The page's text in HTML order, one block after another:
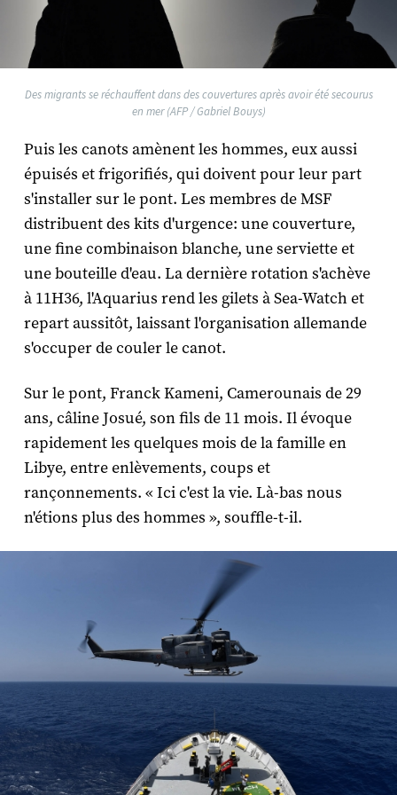
Des migrants se réchauffent dans des couvertures après avoir été secourus
en mer (AFP / Gabriel Bouys)
Puis les canots amènent les hommes, eux aussi
épuisés et frigorifiés, qui doivent pour leur part
s'installer sur le pont. Les membres de MSF
distribuent des kits d'urgence: une couverture,
une fine combinaison blanche, une serviette et
une bouteille d'eau. La dernière rotation s'achève
à 11H36, l'Aquarius rend les gilets àSea-Watchet
repart aussitôt, laissant l'organisation allemande
s'occuper de couler le canot.
Sur le pont, Franck Kameni, Camerounais de 29
ans, câline Josué, son fils de 11 mois. Il évoque
rapidement les quelques mois de la famille en
Libye, entre enlèvements, coups et
rançonnements. « Ici c'est la vie. Là-bas nous
n'étions plus des hommes », souffle-t-il.